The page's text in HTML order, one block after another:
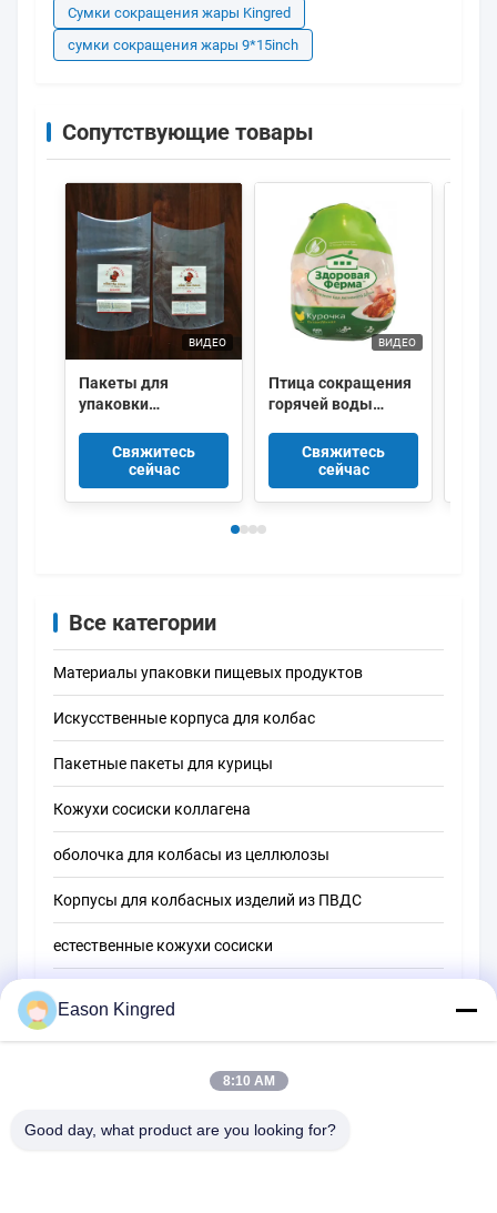
Сумки сокращения жары Kingred
сумки сокращения жары 9*15inch
Сопутствующие товары
ВИДЕО
Пакеты для
упаковки
курицы с
логотипом,
высокая усадка
Свяжитесь
сейчас
ВИДЕО
Птица сокращения
горячей воды
кладет 50um в
мешки 55um ЕВА PE
Co прессовало
Свяжитесь
сейчас
Все категории
Материалы упаковки пищевых продуктов
Искусственные корпуса для колбас
Пакетные пакеты для курицы
Кожухи сосиски коллагена
оболочка для колбасы из целлюлозы
Корпусы для колбасных изделий из ПВДС
естественные кожухи сосиски
Пленка для упаковки пищевых продуктов
Eason Kingred
8:10 AM
Good day, what product are you looking for?